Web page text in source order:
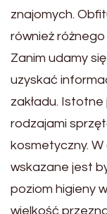
znajomych.
również
Zanim udamy
uzyskać
zakładu.
rodzajami
kosmetyczny. W
wskazane jest
poziom higieny
wielkość